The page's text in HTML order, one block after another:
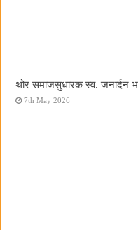
थोर समाजसुधारक स्व. जनार्दन
7th May 2026